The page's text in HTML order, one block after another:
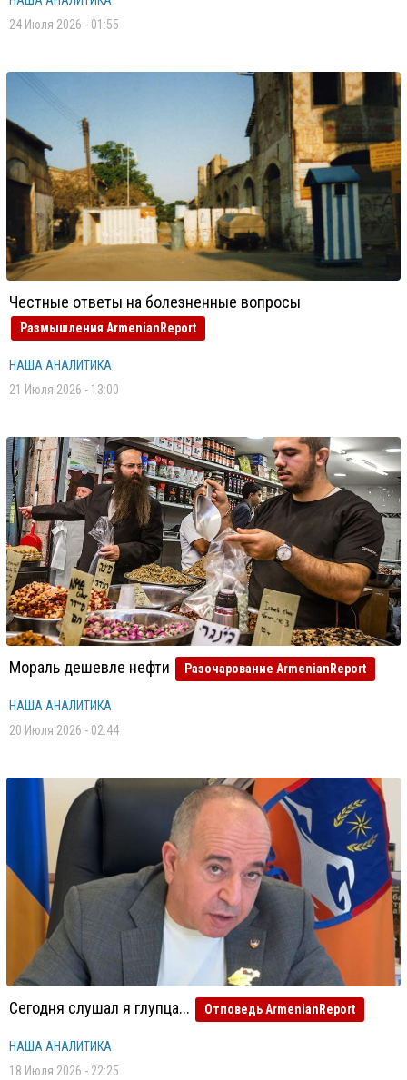
24 Июля 2026 - 01:55
Честные ответы на болезненные вопросы
Размышления ArmenianReport
НАША АНАЛИТИКА
21 Июля 2026 - 13:00
Мораль дешевле нефти Разочарование ArmenianReport
НАША АНАЛИТИКА
20 Июля 2026 - 02:44
Сегодня слушал я глупца... Отповедь ArmenianReport
НАША АНАЛИТИКА
18 Июля 2026 - 22:25